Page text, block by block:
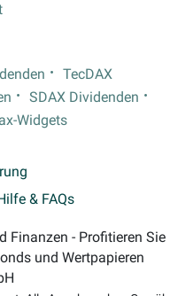
TecDAX
SDAX Dividenden
Widgets
& FAQs
Finanzen - Profitieren Sie
und Wertpapieren